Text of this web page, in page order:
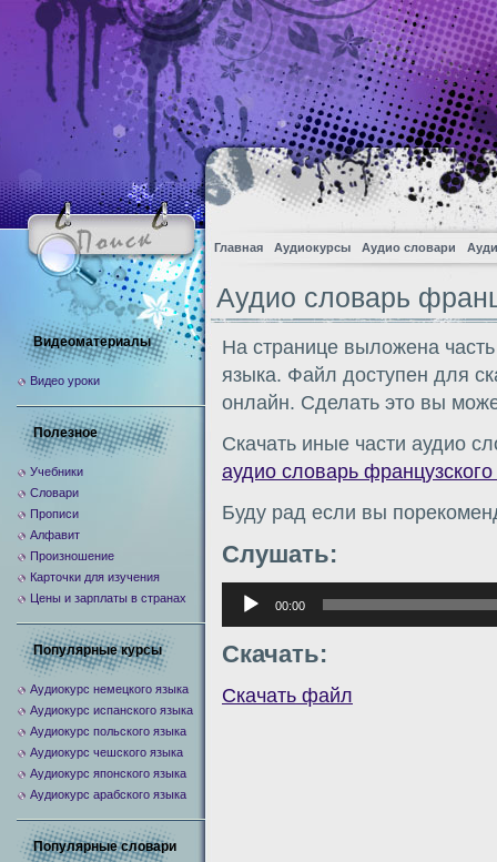
Главная Аудиокурсы Аудио словари
Аудио словарь
На странице выложена
языка. Файл доступен для
онлайн. Сделать это вы
Скачать иные части аудио
аудио словарь
Буду рад если вы
Слушать:
Аудиоплеер
00:00
Скачать:
Скачать файл
Видеоматериалы
Видео уроки
Полезное
Учебники
Словари
Прописи
Алфавит
Произношение
Карточки для изучения
Цены и зарплаты в странах
Популярные курсы
Аудиокурс немецкого языка
Аудиокурс испанского языка
Аудиокурс польского языка
Аудиокурс чешского языка
Аудиокурс японского языка
Аудиокурс арабского языка
Популярные словари